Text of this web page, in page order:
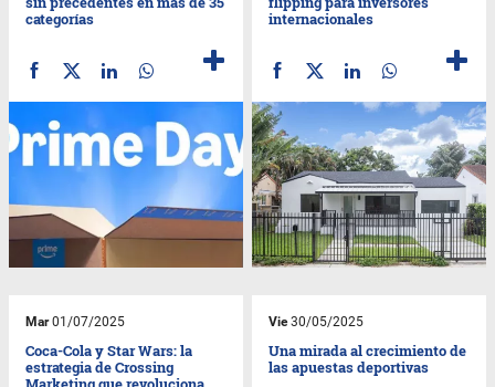
categorías
internacionales
Mar01/07/2025
Coca-Cola y Star Wars: la
estrategia de Crossing
Vie30/05/2025
Una mirada al crecimiento de
las apuestas deportivas